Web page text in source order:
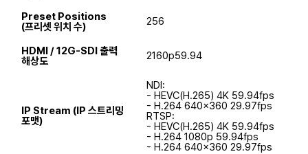
Preset Positions
(프리셋 위치 수)
256
HDMI / 12G-SDI 출력
해상도
2160p59.94
IP Stream (IP 스트리밍
포맷)
NDI:
- HEVC(H.265) 4K 59.94fps
- H.264 640x360 29.97fps
RTSP:
- HEVC(H.265) 4K 59.94fps
- H.264 1080p 59.94fps
- H.264 640x360 29.97fps